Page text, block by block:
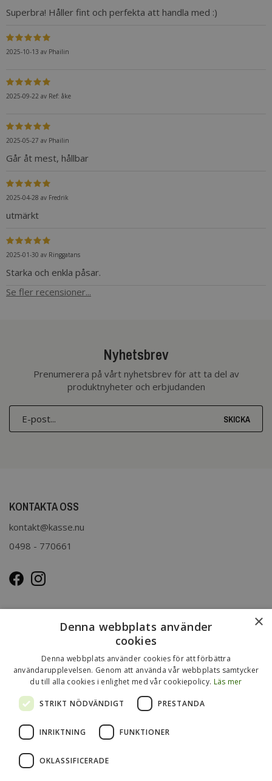
Superbra! Håller fint och perfekta att handla med :)
2025-10-13 av Phailin
2025-09-22 av Ref: åke
2025-05-27 av Phailin
Går åt mest, hållbar
2025-04-28 av Fredrik
utmärkt
2025-01-30 av Ringgatans
Starka och enkla påsar.
Se fler recensioner...
Nyhetsbrev
Prenumerera på vårt nyhetsbrev för att ta del av
produktnyheter och erbjudanden
SKICKA
KONTAKTA OSS
kontakt@kasse.nu
0498 - 770661
Kasse.nu drivs och ägs av Immenco AB i Visby, Gotland.
Immenco AB har sedan 1979 bedrivit grossistförsäljning av
förpackningar, presentartiklar, vykort m.m. Mer om vårt
övriga sortiment finns
påwww.gotlandsgrossisten.seoch
×
Denna webbplats använder
cookies
Denna webbplats använder cookies för att förbättra
användarupplevelsen. Genom att använda vår webbplats samtycker
du till alla cookies i enlighet med vår cookiepolicy. Läs mer
STRIKT NÖDVÄNDIGT PRESTANDA
INRIKTNING FUNKTIONER
OKLASSIFICERADE